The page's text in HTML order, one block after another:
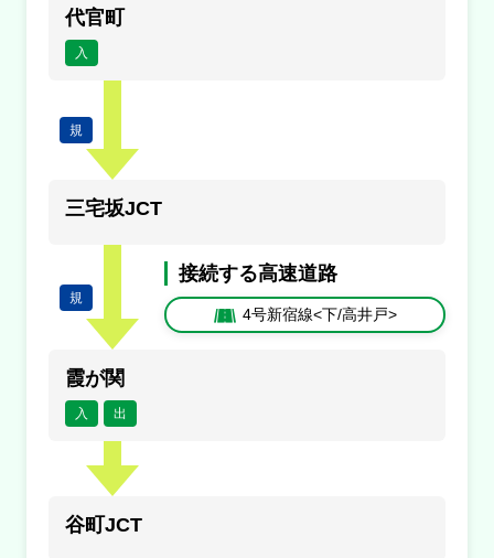
１車線規制
工事
内容
１車線規制
工事
1号上野線<上/江戸橋>
入口閉鎖
代官町
入
規
三宅坂JCT
規
接続する高速道路
4号新宿線<下/高井戸>
霞が関
入 出
谷町JCT